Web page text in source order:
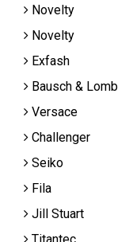
Novelty
Novelty
Exfash
Bausch & Lomb
Versace
Challenger
Seiko
Fila
Jill Stuart